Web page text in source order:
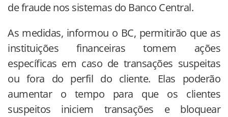
de fraude nos sistemas do Banco Central.
As medidas, informou o BC, permitirão que as
instituições financeiras tomem ações
específicas em caso de transações suspeitas
ou fora do perfil do cliente. Elas poderão
aumentar o tempo para que os clientes
suspeitos iniciem transações e bloquear